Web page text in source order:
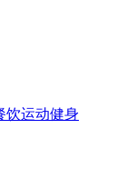
饮运动健身